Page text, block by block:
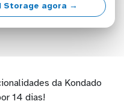
Storage agora →
da Kondado
14 dias!